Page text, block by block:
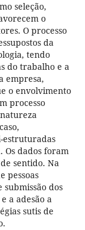
seleção,
o
O processo
da
tendo
do trabalho e a
empresa,
o envolvimento
processo
estruturadas
Os dados foram
sentido. Na
pessoas
dos
a adesão a
sutis de